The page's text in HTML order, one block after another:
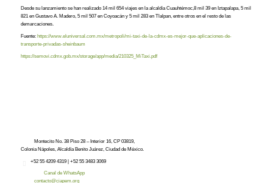
Desde su lanzamiento se han realizado 14 mil 654 viajes en la alcaldía Cuauhtémoc,8 mil 39 en Iztapalapa, 5 mil
821 en Gustavo A. Madero, 5 mil 507 en Coyoacán y 5 mil 283 en Tlalpan, entre otros en el resto de las
demarcaciones.
Fuente: https://www.eluniversal.com.mx/metropoli/mi-taxi-de-la-cdmx-es-mejor-que-aplicaciones-de-
transporte-privadas-sheinbaum
https://semovi.cdmx.gob.mx/storage/app/media/210325_MiTaxi.pdf
Montecito No. 38 Piso 28 – Interior 16, CP 03819,
Colonia Nápoles, Alcaldía Benito Juárez, Ciudad de México.
+52 55 4209 4319 | +52 55 3483 3069
Canal de WhatsApp
contacto@ciapem.org